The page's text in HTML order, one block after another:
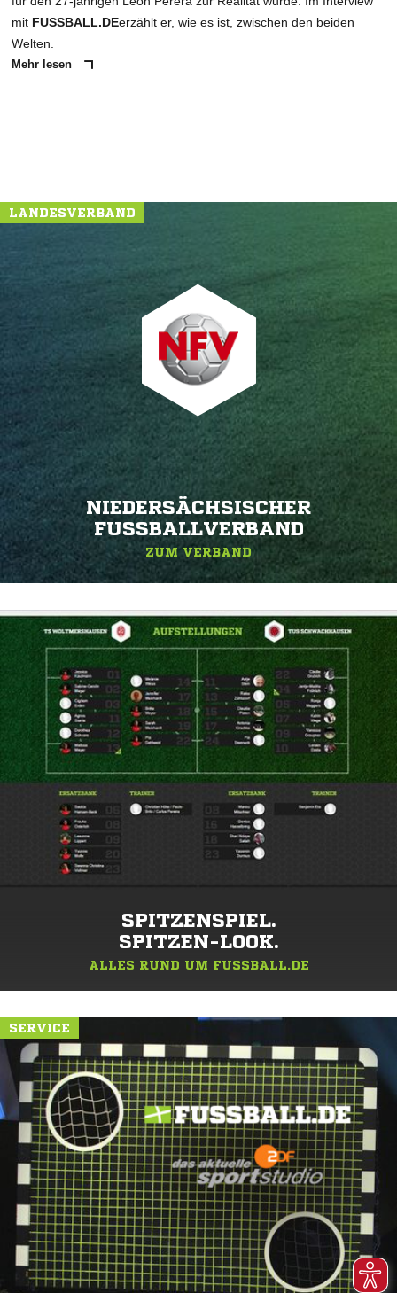
mit FUSSBALL.DEerzählt er, wie es ist, zwischen den beiden
Welten.
Mehr lesen
LANDESVERBAND
NIEDERSÄCHSISCHER
FUSSBALLVERBAND
ZUM VERBAND
SPITZENSPIEL.
SPITZEN-LOOK.
ALLES RUND UM FUSSBALL.DE
SERVICE